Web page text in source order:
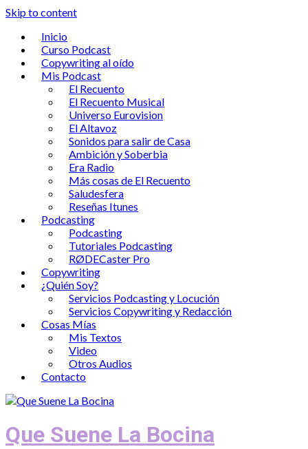
Skip to content
Inicio
Curso Podcast
Copywriting al oído
Mis Podcast
El Recuento
El Recuento Musical
Universo Eurovision
El Altavoz
Sonidos para salir de Casa
Ambición y Soberbia
Era Radio
Más cosas de El Recuento
Saludesfera
Reseñas Itunes
Podcasting
Podcasting
Tutoriales Podcasting
RØDECaster Pro
Copywriting
¿Quién Soy?
Servicios Podcasting y Locución
Servicios Copywriting y Redacción
Cosas Mías
Mis Textos
Video
Otros Audios
Contacto
Que Suene La Bocina